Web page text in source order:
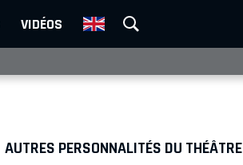
VIDÉOS
AUTRES PERSONNALITÉS DU THÉÂTRE